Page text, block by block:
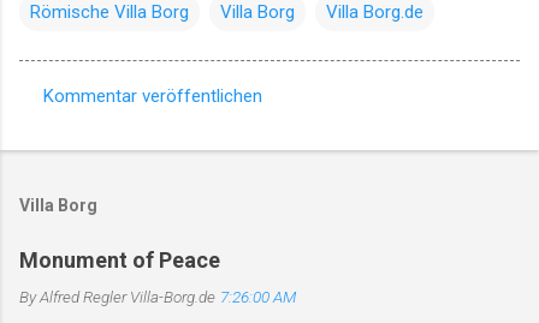
Römische Villa Borg Villa Borg Villa Borg.de
o
e
n
Kommentar veröffentlichen
Villa Borg
Monument of Peace
By Alfred ReglerVilla-Borg.de 7:26:00 AM